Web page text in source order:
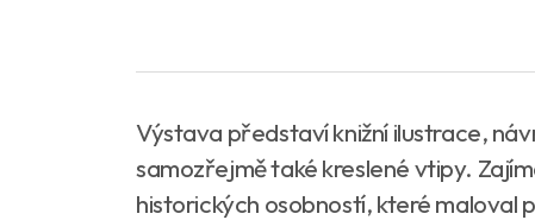
Výstava představí knižní ilustrace,
samozřejmě také kreslené vtipy.
historických osobností, které maloval